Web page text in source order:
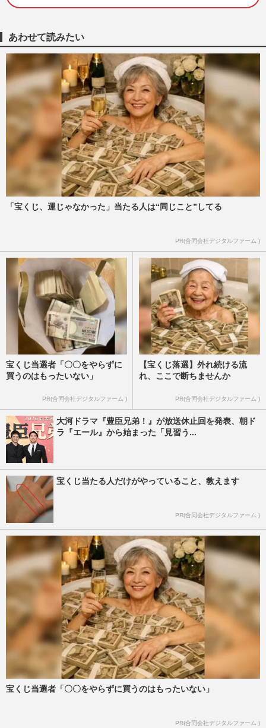
表紙と中身はコチラ！
週刊女性本誌からのお知らせ 2025/10/28
なにわ男子「宇宙に行きましょう!」“7月
28日”公演を徹底リポート!メンバー念願の
フライングパフォーマン…
週刊女性2025年8月19日・26日号 2025/8/5
ジャニーズ時代はありえなかった！他事務
所イケメンと共演NGが解禁で実現した
「令和のイケメンパラダイス」
週刊女性2025年1月1日号 2024/12/20
怒、道枝駿佑以外のメンバー冷遇危惧も運
営側が手本にした“嵐の前例…
週刊女性PRIME 2024/8/14
あわせて読みたい
「宝くじ、運じゃなかった」当たる人は“同じこと”してる
PR(合同会社デジタルファーム )
宝くじ当選者「〇〇をやらずに
買うのはもったいない」
PR(合同会社デジタルファーム )
【宝くじ落選】外れ続ける流
れ、ここで断ちませんか
PR(合同会社デジタルファーム )
大河ドラマ『豊臣兄弟！』が放送休止回を発表、朝ド
ラ『エール』から始まった「見習う...
宝くじ当たる人だけがやっていること、教えます
PR(合同会社デジタルファーム )
宝くじ当選者「〇〇をやらずに買うのはもったいない」
PR(合同会社デジタルファーム )